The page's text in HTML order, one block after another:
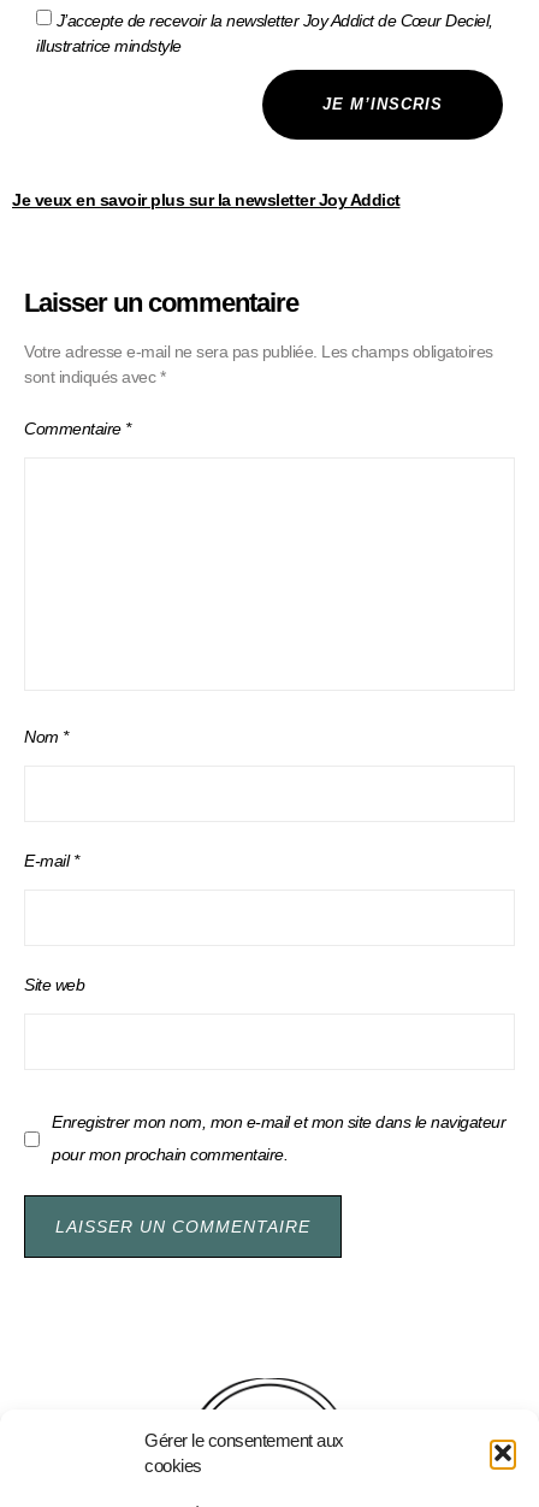
Gérer le consentement aux
cookies
J’accepte de recevoir la newsletter Joy Addict de Cœur Deciel,
illustratrice mindstyle
JE M’INSCRIS
Je veux en savoir plus sur la newsletter Joy Addict
Laisser un commentaire
Votre adresse e-mail ne sera pas publiée. Les champs obligatoires
sont indiqués avec*
Commentaire *
Nom *
E-mail*
Site web
Enregistrer mon nom, mon e-mail et mon site dans le navigateur
pour mon prochain commentaire.